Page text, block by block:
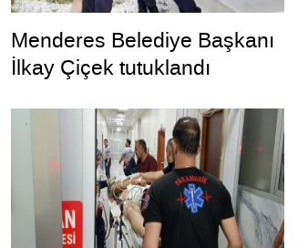
Menderes Belediye Başkanı
İlkay Çiçek tutuklandı